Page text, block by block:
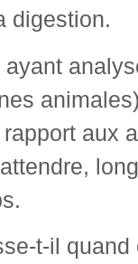
digestion.
aux
t-il quand